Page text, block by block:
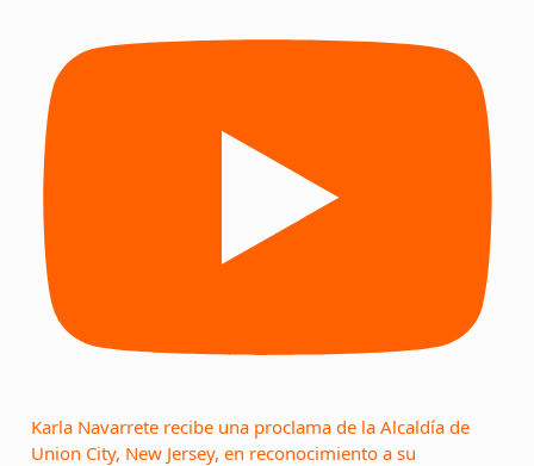
Karla Navarrete recibe una proclama de la Alcaldía de
Union City, New Jersey, en reconocimiento a su